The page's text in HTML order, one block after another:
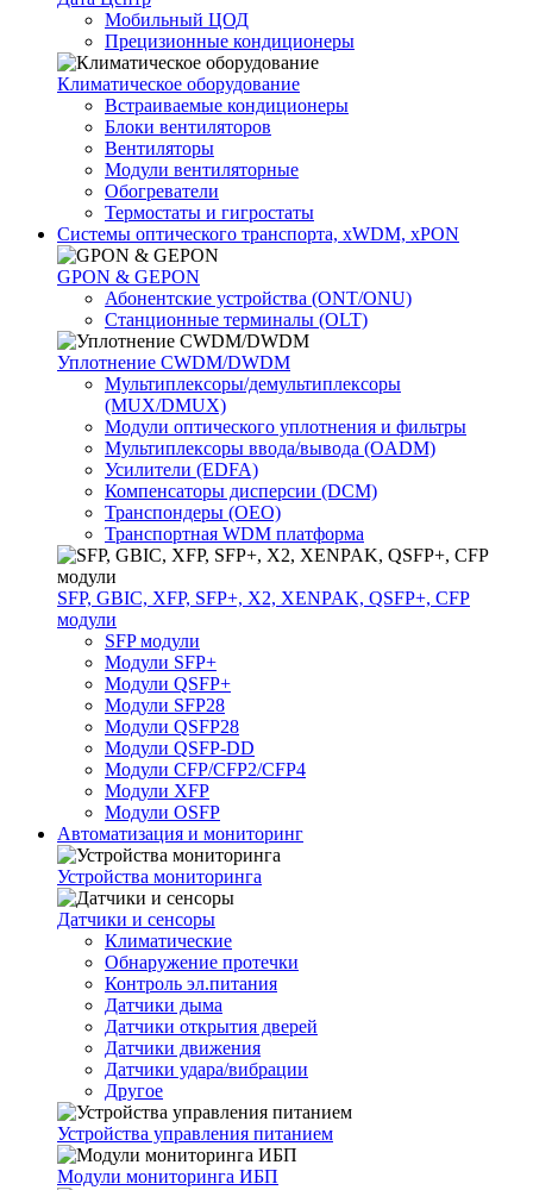
Мобильный ЦОД
Прецизионные кондиционеры
Климатичeское оборудование
Встраиваемые кондиционеры
Блоки вентиляторов
Вентиляторы
Модули вентиляторные
Обогреватели
Термостаты и гигростаты
Системы оптического транспорта, xWDM, xPON
GPON & GEPON
Абонентские устройства (ONT/ONU)
Станционные терминалы (OLT)
Уплотнение CWDM/DWDM
Мультиплексоры/демультиплексоры
(MUX/DMUX)
Модули оптического уплотнения и фильтры
Мультиплексоры ввода/вывода (OADM)
Усилители (EDFA)
Компенсаторы дисперсии (DCM)
Транспондеры (OEO)
Транспортная WDM платформа
SFP, GBIC, XFP, SFP+, X2, XENPAK, QSFP+, CFP
модули
SFP модули
Модули SFP+
Модули QSFP+
Модули SFP28
Модули QSFP28
Модули QSFP-DD
Модули CFP/CFP2/CFP4
Модули XFP
Модули OSFP
Автоматизация и мониторинг
Устройства мониторинга
Датчики и сенсоры
Климатические
Обнаружение протечки
Контроль эл.питания
Датчики дыма
Датчики открытия дверей
Датчики движения
Датчики удара/вибрации
Другое
Устройства управления питанием
Модули мониторинга ИБП